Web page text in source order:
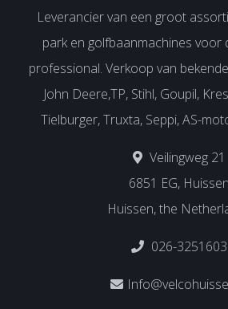
Leverancier van een groot
park en golfbaanmachines voor
professional. Verkoop van
John Deere,TP, Stihl, Goupil,
Tielburger, Truxta, Seppi, AS-
Veilingweg 21
6851 EG, Huissen
Huissen, the
026-3251603